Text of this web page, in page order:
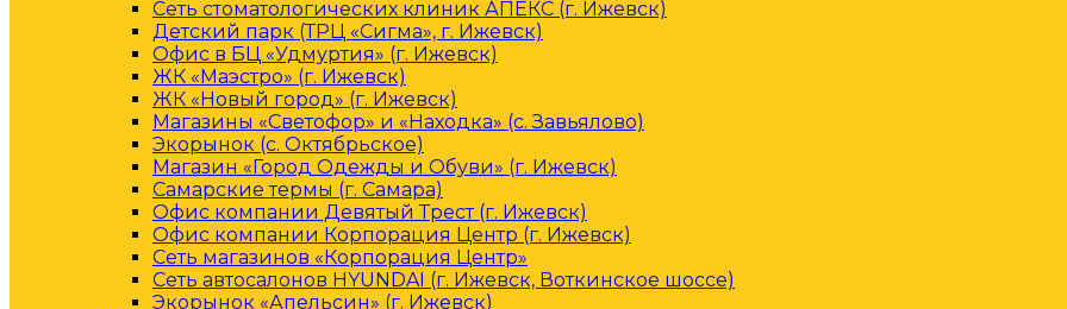
Сеть стоматологических клиник АПЕКС (г. Ижевск)
Детский парк (ТРЦ «Сигма», г. Ижевск)
Офис в БЦ «Удмуртия» (г. Ижевск)
ЖК «Маэстро» (г. Ижевск)
ЖК «Новый город» (г. Ижевск)
Магазины «Светофор» и «Находка» (с. Завьялово)
Экорынок (с. Октябрьское)
Магазин «Город Одежды и Обуви» (г. Ижевск)
Самарские термы (г. Самара)
Офис компании Девятый Трест (г. Ижевск)
Офис компании Корпорация Центр (г. Ижевск)
Сеть магазинов «Корпорация Центр»
Сеть автосалонов HYUNDAI (г. Ижевск, Воткинское шоссе)
Экорынок «Апельсин» (г. Ижевск)